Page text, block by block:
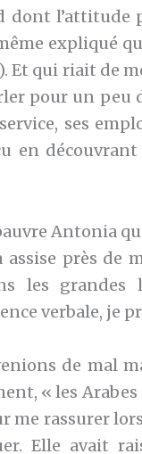
dont l’attitude
expliqué
Et qui riait de
pour un peu
ses
en
Antonia
près de
les grandes
verbale, je
de mal
« les
me rassurer
Elle avait